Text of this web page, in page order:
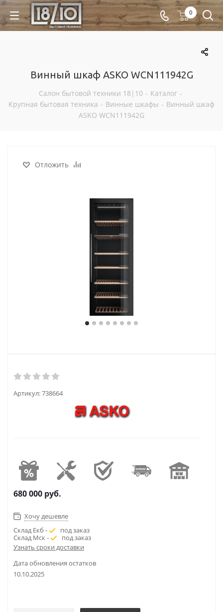
0
Винный шкаф ASKO WCN111942G
Салон бытовой техники 18|10 - Каталог -
Крупная бытовая техника - Винные шкафы - Винный шкаф
ASKO WCN111942G
Отложить
Артикул:738664
680 000 руб.
Хочу дешевле
Склад Екб -
под заказ
Склад Мск -
под заказ
Узнать сроки доставки
Дата обновления остатков
10.10.2025